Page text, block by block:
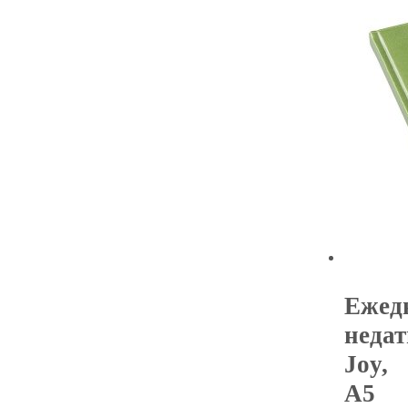
Joy,
А5